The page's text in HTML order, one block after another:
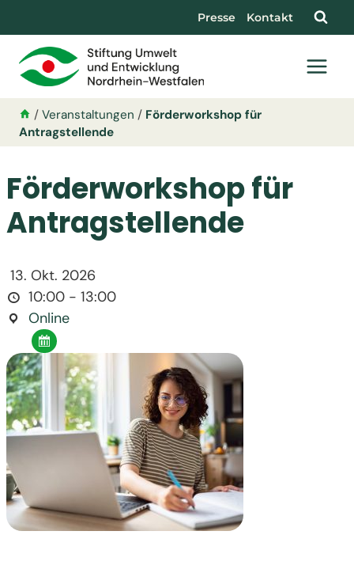
Presse Kontakt
/ Veranstaltungen / Förderworkshop für
Antragstellende
Förderworkshop für
Antragstellende
13. Okt. 2026
10:00 - 13:00
Online